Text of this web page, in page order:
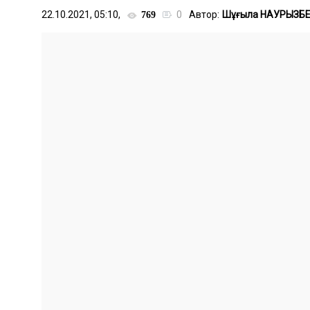
22.10.2021, 05:10, 769 0 Автор: Шұғыла